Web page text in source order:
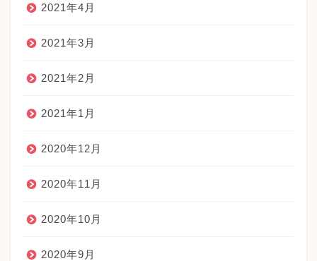
2021年4月
2021年3月
2021年2月
2021年1月
2020年12月
2020年11月
2020年10月
2020年9月